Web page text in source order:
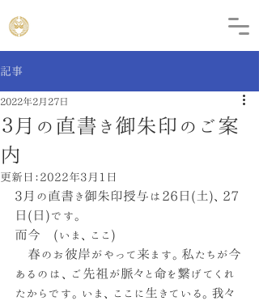
記事
３月の直書き御朱印のご案
内
2022年2月27日
更新日： 2022年3月1日
3月の直書き御朱印授与は26日(土)、27
日(日)です。
而今　(いま、ここ)
春のお彼岸がやって来ます。私たちが今
あるのは、ご先祖が脈々と命を繋げてくれ
たからです。いま、ここに生きている。我々